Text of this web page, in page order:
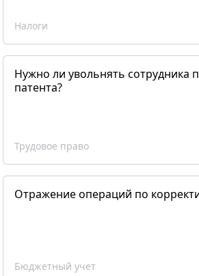
Налоги
Нужно ли увольнять сотрудника
патента?
Трудовое право
Отражение операций по
Бюджетный учет